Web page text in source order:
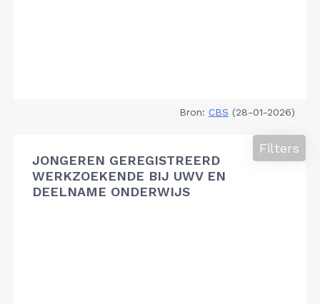
Bron: CBS (28-01-2026)
JONGEREN GEREGISTREERD
WERKZOEKENDE BIJ UWV EN
DEELNAME ONDERWIJS
Filters